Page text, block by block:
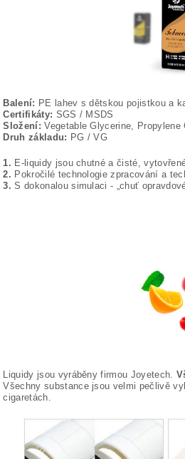
Balení: PE lahev s dětskou pojistkou a
Certifikáty: SGS / MSDS
Složení: Vegetable Glycerine,
Druh základu: PG / VG
1. E-liquidy jsou chutné a čisté,
2. Pokročilé technologie zpracování a
3. S dokonalou simulaci - „chuť
Liquidy jsou vyráběny firmou Joyetech.
Všechny substance jsou velmi pečlivě
cigaretách.